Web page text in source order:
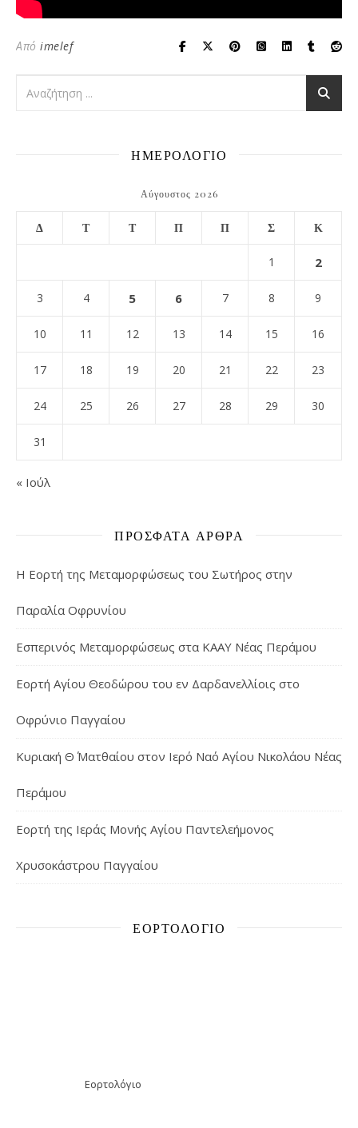
Από imelef
ΗΜΕΡΟΛΟΓΙΟ
Αύγουστος 2026
Δ Τ Τ Π Π Σ Κ
1 2
3 4 5 6 7 8 9
10 11 12 13 14 15 16
17 18 19 20 21 22 23
24 25 26 27 28 29 30
31
« Ιούλ
ΠΡΌΣΦΑΤΑ ΆΡΘΡΑ
Η Εορτή της Μεταμορφώσεως του Σωτήρος στην
Παραλία Οφρυνίου
Εσπερινός Μεταμορφώσεως στα ΚΑΑΥ Νέας Περάμου
Εορτή Αγίου Θεοδώρου του εν Δαρδανελλίοις στο
Οφρύνιο Παγγαίου
Κυριακή Θ΄ Ματθαίου στον Ιερό Ναό Αγίου Νικολάου Νέας
Περάμου
Εορτή της Ιεράς Μονής Αγίου Παντελεήμονος
Χρυσοκάστρου Παγγαίου
ΕΟΡΤΟΛΌΓΙΟ
Εορτολόγιο